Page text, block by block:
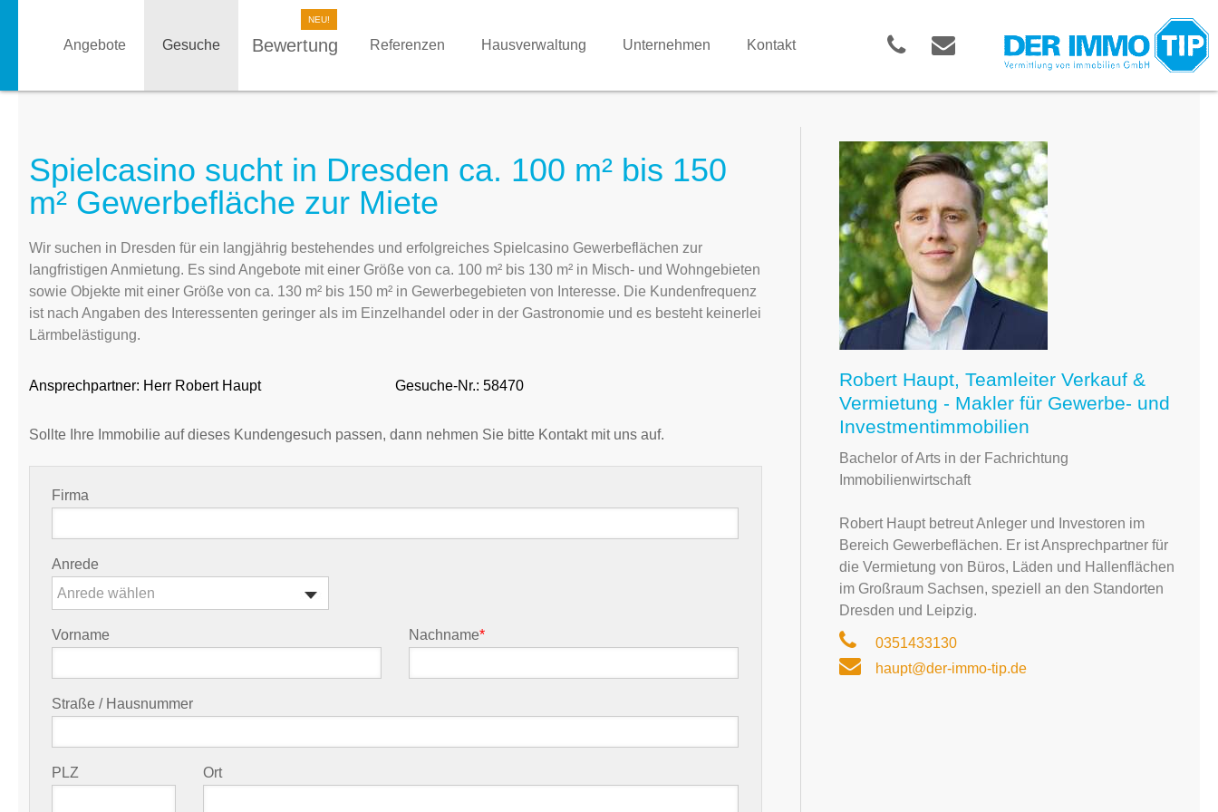
Angebote Gesuche Bewertung Referenzen Hausverwaltung Unternehmen Kontakt
Spielcasino sucht in Dresden ca. 100 m² bis 150
m² Gewerbefläche zur Miete
Wir suchen in Dresden für ein langjährig bestehendes und erfolgreiches Spielcasino Gewerbeflächen zur
langfristigen Anmietung. Es sind Angebote mit einer Größe von ca. 100 m² bis 130 m² in Misch- und Wohngebieten
sowie Objekte mit einer Größe von ca. 130 m² bis 150 m² in Gewerbegebieten von Interesse. Die Kundenfrequenz
ist nach Angaben des Interessenten geringer als im Einzelhandel oder in der Gastronomie und es besteht keinerlei
Lärmbelästigung.
Ansprechpartner: Herr Robert Haupt Gesuche-Nr.: 58470
Sollte Ihre Immobilie auf dieses Kundengesuch passen, dann nehmen Sie bitte Kontakt mit uns auf.
Firma
Anrede
Anrede wählen
Vorname Nachname*
Straße / Hausnummer
PLZ Ort
Robert Haupt, Teamleiter Verkauf &
Vermietung - Makler für Gewerbe- und
Investmentimmobilien
Bachelor of Arts in der Fachrichtung
Immobilienwirtschaft
Robert Haupt betreut Anleger und Investoren im
Bereich Gewerbeflächen. Er ist Ansprechpartner für
die Vermietung von Büros, Läden und Hallenflächen
im Großraum Sachsen, speziell an den Standorten
Dresden und Leipzig.
0351433130
haupt@der-immo-tip.de